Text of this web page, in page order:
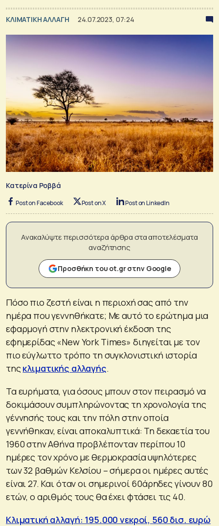
ΚΛΙΜΑΤΙΚΗ ΑΛΛΑΓΗ 24.07.2023, 07:24
Κατερίνα Ροββά
Post on Facebook Post on X Post on LinkedIn
Ανακαλύψτε περισσότερα άρθρα στα αποτελέσματα
αναζήτησης
Προσθήκη του ot.gr στην Google
Πόσο πιο ζεστή είναι η περιοχή σας από την
ημέρα που γεννηθήκατε; Με αυτό το ερώτημα μια
εφαρμογή στην ηλεκτρονική έκδοση της
εφημερίδας «New York Times» διηγείται με τον
πιο εύγλωττο τρόπο τη συγκλονιστική ιστορία
τηςκλιματικής αλλαγής.
Τα ευρήματα, για όσους μπουν στον πειρασμό να
δοκιμάσουν συμπληρώνοντας τη χρονολογία της
γέννησής τους και την πόλη στην οποία
γεννήθηκαν, είναι αποκαλυπτικά: Τη δεκαετία του
1960 στην Αθήνα προβλέπονταν περίπου 10
ημέρες τον χρόνο με θερμοκρασία υψηλότερες
των 32 βαθμών Κελσίου – σήμερα οι ημέρες αυτές
είναι 27. Και όταν οι σημερινοί 60άρηδες γίνουν 80
ετών, ο αριθμός τους θα έχει φτάσει τις 40.
Κλιματική αλλαγή: 195.000 νεκροί, 560 δισ. ευρώ